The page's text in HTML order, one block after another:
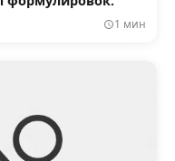
1 мин